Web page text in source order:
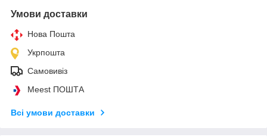
Умови доставки
Нова Пошта
Укрпошта
Самовивіз
Meest ПОШТА
Всі умови доставки